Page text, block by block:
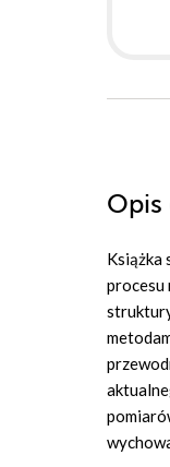
Opis
Książka
procesu